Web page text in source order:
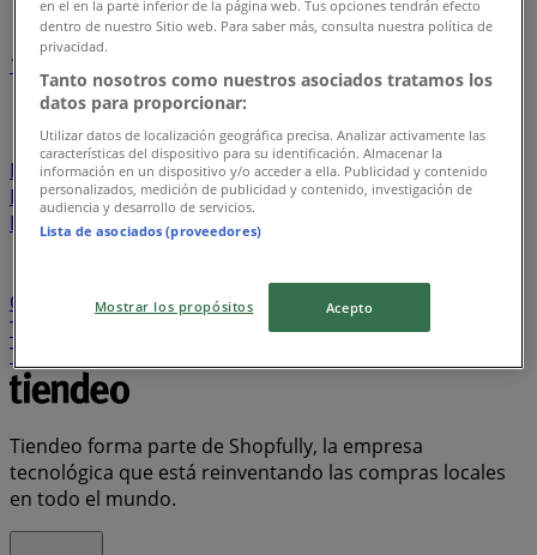
1
26
Davivienda
Tiendas D1 Ara Metro Olímpica
Rebaja
Banco AV Villas Alkosto Éxito
Jumbo
Banco Itaú
Protección Homecenter
Makro
Bancolombia
Ésika Cruz verde
Calzado Romulo
Banco de
Occidente
Ktronix Panamericana
Banco de Bogotá
Tigo
ELA
Droguería la Economía
Totto
Tiendeo forma parte de Shopfully, la empresa
tecnológica que está reinventando las compras locales
en todo el mundo.
en el en la parte inferior de la página web. Tus opciones tendrán efecto
dentro de nuestro Sitio web. Para saber más, consulta nuestra política de
privacidad.
Tanto nosotros como nuestros asociados tratamos los
datos para proporcionar:
Utilizar datos de localización geográfica precisa. Analizar activamente las
características del dispositivo para su identificación. Almacenar la
información en un dispositivo y/o acceder a ella. Publicidad y contenido
personalizados, medición de publicidad y contenido, investigación de
audiencia y desarrollo de servicios.
Lista de asociados (proveedores)
Mostrar los propósitos Acepto